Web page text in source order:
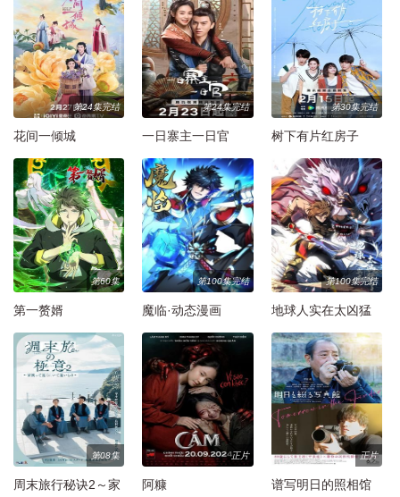
第24集完结
花间一倾城
第24集完结
一日寨主一日官
第30集完结
树下有片红房子
第60集
第一赘婿
第100集完结
魔临·动态漫画
第100集完结
地球人实在太凶猛
第08集
周末旅行秘诀2～家
正片
阿糠
正片
谱写明日的照相馆